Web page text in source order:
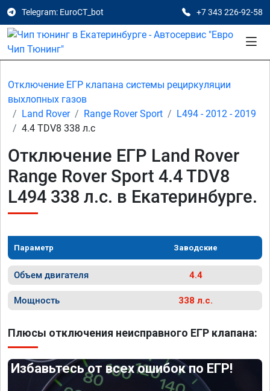
Telegram: EuroCT_bot +7 343 226-92-58
Отключение ЕГР клапана системы рециркуляции
выхлопных газов
Land Rover
Range Rover Sport
L494 - 2012 - 2019
4.4 TDV8 338 л.с
Отключение ЕГР Land Rover
Range Rover Sport 4.4 TDV8
L494 338 л.с. в Екатеринбурге.
Параметр Заводские
Объем двигателя 4.4
Мощность 338 л.с.
Плюсы отключения неисправного ЕГР клапана:
Избавьтесь от всех ошибок по ЕГР!